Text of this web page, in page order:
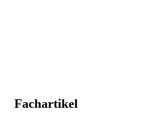
Fachartikel